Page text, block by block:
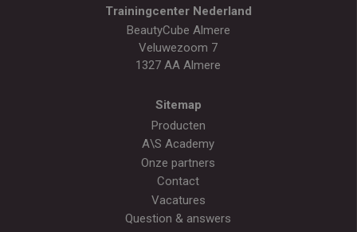
Trainingcenter Nederland
BeautyCube Almere
Veluwezoom 7
1327 AA Almere
Sitemap
Producten
A\S Academy
Onze partners
Contact
Vacatures
Question & answers